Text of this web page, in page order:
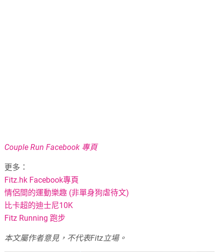
Couple Run Facebook 專頁
更多：
Fitz.hk Facebook專頁
情侶間的運動樂趣 (非單身狗虐待文)
比卡超的迪士尼10K
Fitz Running 跑步
本文屬作者意見，不代表Fitz立場。